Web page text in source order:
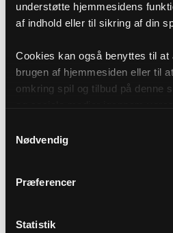
understøtte hjemmesidens
af indhold eller til sikring af din
Cookies kan også benyttes til
brugen af hjemmesiden eller til
omkring spil og tilbud på denne
af cookies under "Detaljer" eller
vores Cookiepolitik, som du
Nødvendig
Præferencer
Statistik